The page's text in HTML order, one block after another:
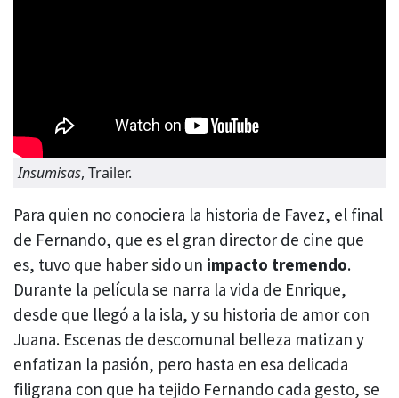
Insumisas, Trailer.
Para quien no conociera la historia de Favez, el final
de Fernando, que es el gran director de cine que
es, tuvo que haber sido un impacto tremendo.
Durante la película se narra la vida de Enrique,
desde que llegó a la isla, y su historia de amor con
Juana. Escenas de descomunal belleza matizan y
enfatizan la pasión, pero hasta en esa delicada
filigrana con que ha tejido Fernando cada gesto, se